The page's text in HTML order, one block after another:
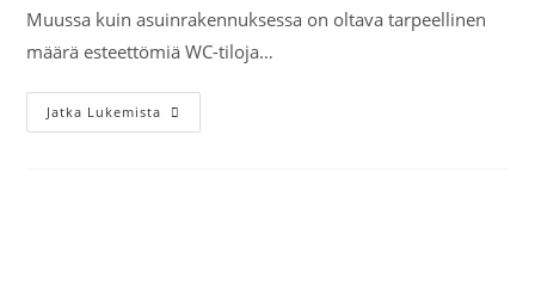
Muussa kuin asuinrakennuksessa on oltava tarpeellinen
määrä esteettömiä WC-tiloja…
Jatka Lukemista